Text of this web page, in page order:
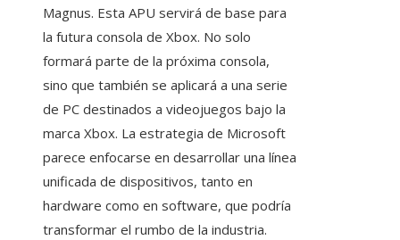
Magnus. Esta APU servirá de base para
la futura consola de Xbox. No solo
formará parte de la próxima consola,
sino que también se aplicará a una serie
de PC destinados a videojuegos bajo la
marca Xbox. La estrategia de Microsoft
parece enfocarse en desarrollar una línea
unificada de dispositivos, tanto en
hardware como en software, que podría
transformar el rumbo de la industria.